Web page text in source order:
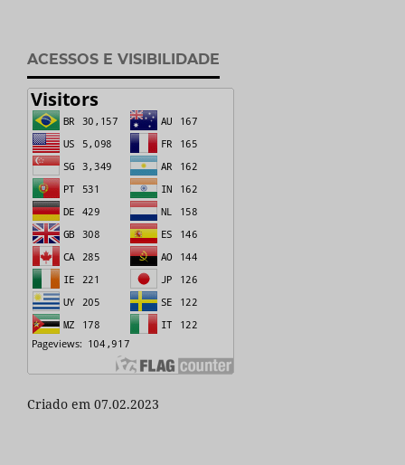
ACESSOS E VISIBILIDADE
Criado em 07.02.2023